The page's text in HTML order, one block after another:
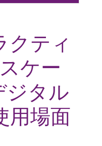
クティ
ケー
ジタル
用場面